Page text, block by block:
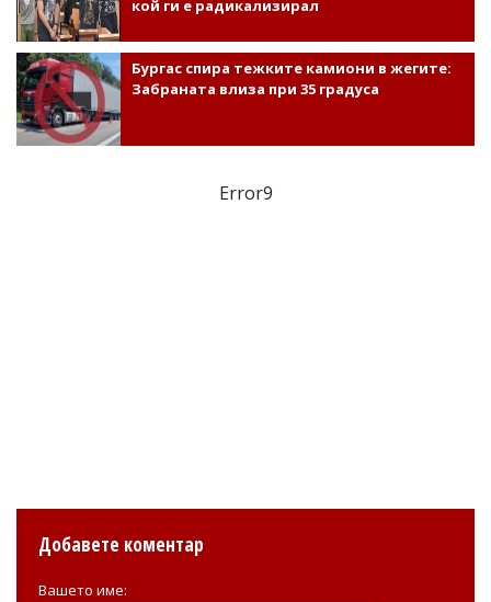
кой ги е радикализирал
Бургас спира тежките камиони в жегите:
Забраната влиза при 35 градуса
Error9
Добавете коментар
Вашето име: